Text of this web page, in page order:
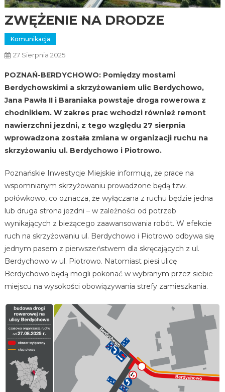
ZWĘŻENIE NA DRODZE
Komunikacja
27 Sierpnia 2025
POZNAŃ-BERDYCHOWO: Pomiędzy mostami
Berdychowskimi a skrzyżowaniem ulic Berdychowo,
Jana Pawła II i Baraniaka powstaje droga rowerowa z
chodnikiem. W zakres prac wchodzi również remont
nawierzchni jezdni, z tego względu 27 sierpnia
wprowadzona została zmiana w organizacji ruchu na
skrzyżowaniu ul. Berdychowo i Piotrowo.
Poznańskie Inwestycje Miejskie informują, że prace na
wspomnianym skrzyżowaniu prowadzone będą tzw.
połówkowo, co oznacza, że wyłączana z ruchu będzie jedna
lub druga strona jezdni – w zależności od potrzeb
wynikających z bieżącego zaawansowania robót. W efekcie
ruch na skrzyżowaniu ul. Berdychowo i Piotrowo odbywa się
jednym pasem z pierwszeństwem dla skręcających z ul.
Berdychowo w ul. Piotrowo. Natomiast piesi ulicę
Berdychowo będą mogli pokonać w wybranym przez siebie
miejscu na wysokości obowiązywania strefy zamieszkania.